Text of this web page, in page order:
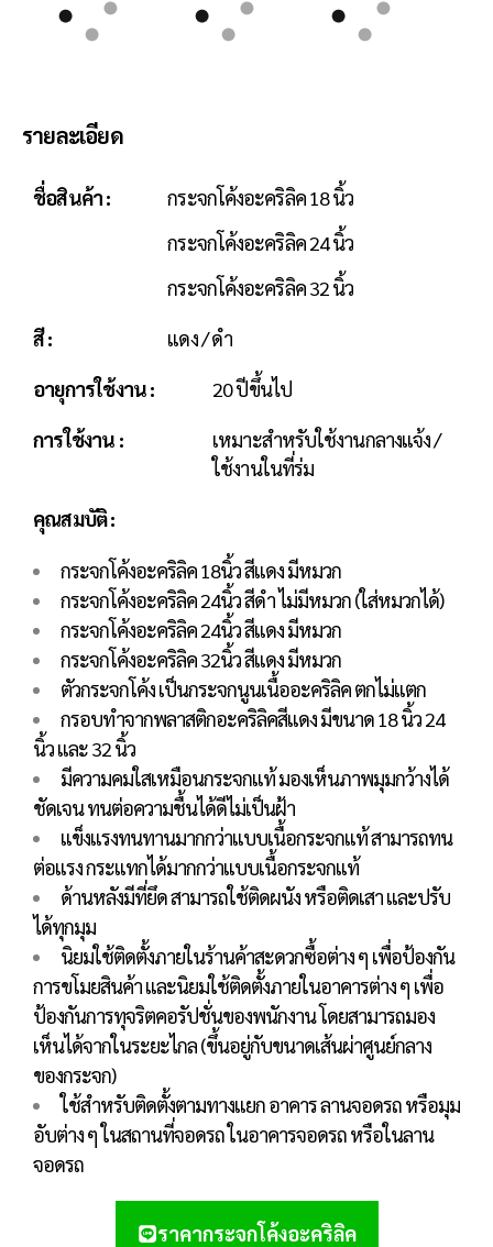
รายละเอียด
ชื่อสินค้า :
กระจกโค้งอะคริลิค 18 นิ้ว
กระจกโค้งอะคริลิค 24 นิ้ว
กระจกโค้งอะคริลิค 32 นิ้ว
สี :
แดง / ดำ
อายุการใช้งาน :
20 ปีขึ้นไป
การใช้งาน :
เหมาะสำหรับใช้งานกลางแจ้ง /
ใช้งานในที่ร่ม
คุณสมบัติ :
กระจกโค้งอะคริลิค 18นิ้ว สีแดง มีหมวก
กระจกโค้งอะคริลิค 24นิ้ว สีดำ ไม่มีหมวก (ใส่หมวกได้)
กระจกโค้งอะคริลิค 24นิ้ว สีแดง มีหมวก
กระจกโค้งอะคริลิค 32นิ้ว สีแดง มีหมวก
ตัวกระจกโค้ง เป็นกระจกนูนเนื้ออะคริลิค ตกไม่แตก
กรอบทำจากพลาสติกอะคริลิคสีแดง มีขนาด 18 นิ้ว 24
นิ้ว และ 32 นิ้ว
มีความคมใสเหมือนกระจกแท้ มองเห็นภาพมุมกว้างได้
ชัดเจน ทนต่อความชื้นได้ดีไม่เป็นฝ้า
แข็งแรงทนทานมากกว่าแบบเนื้อกระจกแท้ สามารถทน
ต่อแรง กระแทกได้มากกว่าแบบเนื้อกระจกแท้
ด้านหลังมีที่ยึด สามารถใช้ติดผนัง หรือติดเสา และปรับ
ได้ทุกมุม
นิยมใช้ติดตั้งภายในร้านค้าสะดวกซื้อต่าง ๆ เพื่อป้องกัน
การขโมยสินค้า และนิยมใช้ติดตั้งภายในอาคารต่าง ๆ เพื่อ
ป้องกันการทุจริตคอรัปชั่นของพนักงาน โดยสามารถมอง
เห็นได้จากในระยะไกล (ขึ้นอยู่กับขนาดเส้นผ่าศูนย์กลาง
ของกระจก)
ใช้สำหรับติดตั้งตามทางแยก อาคาร ลานจอดรถ หรือมุม
อับต่าง ๆ ในสถานที่จอดรถ ในอาคารจอดรถ หรือในลาน
จอดรถ
ราคากระจกโค้งอะคริลิค